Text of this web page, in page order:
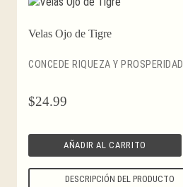
Velas Ojo de Tigre
CONCEDE RIQUEZA Y PROSPERIDAD
$24.99
AÑADIR AL CARRITO
DESCRIPCIÓN DEL PRODUCTO